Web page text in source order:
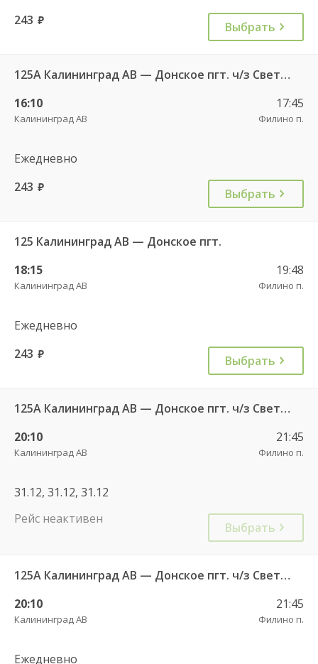
243 руб. Выбрать
125А Калининград АВ — Донское пгт. ч/з Светлогорск г.
16:10
Калининград АВ
17:45
Филино п.
Ежедневно
243 руб. Выбрать
125 Калининград АВ — Донское пгт.
18:15
Калининград АВ
19:48
Филино п.
Ежедневно
243 руб. Выбрать
125А Калининград АВ — Донское пгт. ч/з Светлогорск г.
20:10
Калининград АВ
21:45
Филино п.
31.12, 31.12, 31.12
Рейс неактивен
Выбрать
125А Калининград АВ — Донское пгт. ч/з Светлогорск г.
20:10
Калининград АВ
21:45
Филино п.
Ежедневно